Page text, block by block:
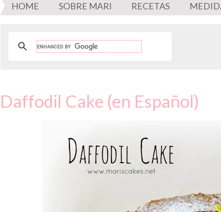
HOME SOBRE MARI RECETAS
Daffodil Cake (en Español)